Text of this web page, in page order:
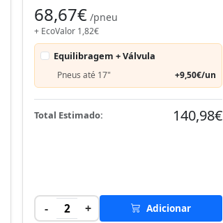
68,67€ /pneu
+ EcoValor 1,82€
Equilibragem + Válvula
Pneus até 17" +9,50€/un
Total Estimado: 140,98€
- 2 + Adicionar